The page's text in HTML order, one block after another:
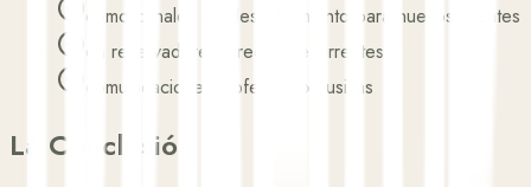
como canales de descubrimiento para nuevos clientes
en reservadores directos recurrentes
comunicaciones y ofertas exclusivas
La Conclusión